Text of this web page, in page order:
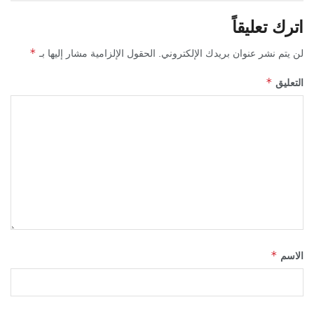
اترك تعليقاً
لن يتم نشر عنوان بريدك الإلكتروني. الحقول الإلزامية مشار إليها بـ *
التعليق *
الاسم *